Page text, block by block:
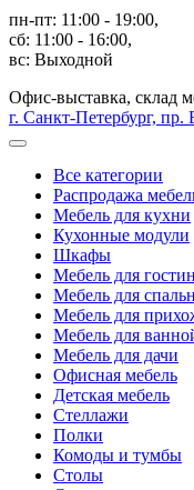
пн-пт: 11:00 - 19:00,
сб: 11:00 - 16:00,
вс: Выходной
Офис-выставка, склад
г. Санкт-Петербург,
Все категории
Распродажа
Мебель для кухни
Кухонные модули
Шкафы
Мебель для
Мебель для
Мебель для
Мебель для
Мебель для дачи
Офисная мебель
Детская мебель
Стеллажи
Полки
Комоды и тумбы
Столы